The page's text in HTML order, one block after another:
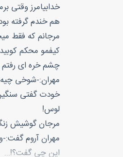
خدابیامرز وقتی
هم خندم گرفته
مرجانم که فقط
کیفمو محکم
چشم خره ای
مهران:-شوخی
خودت گفتی
لوس!
مرجان گوشیش
مهران آروم
این چی گفت؟!...